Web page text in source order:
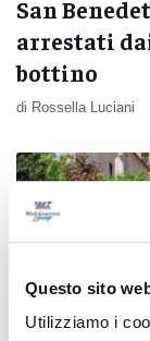
Questo sito
Utilizziamo i
San
arrestati
bottino
di Rossella Luciani